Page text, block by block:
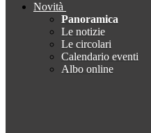
Novità
Panoramica
Le notizie
Le circolari
Calendario eventi
Albo online